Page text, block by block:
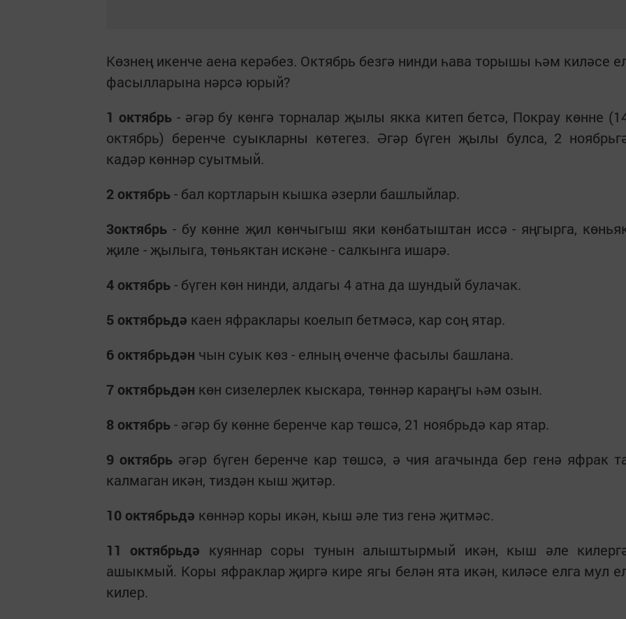
Көзнең икенче аена керәбез. Октябрь безгә нинди һава торышы һәм киләсе
фасылларына нәрсә юрый?
1 октябрь- әгәр бу көнгә торналар җылы якка китеп бетсә, Покрау көнне
октябрь) беренче суыкларны көтегез. Әгәр бүген җылы булса, 2
кадәр көннәр суытмый.
2 октябрь- бал кортларын кышка әзерли башлыйлар.
3октябрь - бу көнне җил көнчыгыш яки көнбатыштан иссә - яңгырга,
җиле - җылыга, төньяктан искәне - салкынга ишарә.
4 октябрь- бүген көн нинди, алдагы 4 атна да шундый булачак.
5 октябрьдә каен яфраклары коелып бетмәсә, кар соң ятар.
6 октябрьдән чын суык көз - елның өченче фасылы башлана.
7 октябрьдән көн сизелерлек кыскара, төннәр караңгы һәм озын.
8 октябрь- әгәр бу көнне беренче кар төшсә, 21 ноябрьдә кар ятар.
9 октябрь әгәр бүген беренче кар төшсә, ә чия агачында бер генә яфрак
калмаган икән, тиздән кыш җитәр.
10 октябрьдә көннәр коры икән, кыш әле тиз генә җитмәс.
11 октябрьдә куяннар соры тунын алыштырмый икән, кыш әле
ашыкмый. Коры яфраклар җиргә кире ягы белән ята икән, киләсе елга мул
килер.